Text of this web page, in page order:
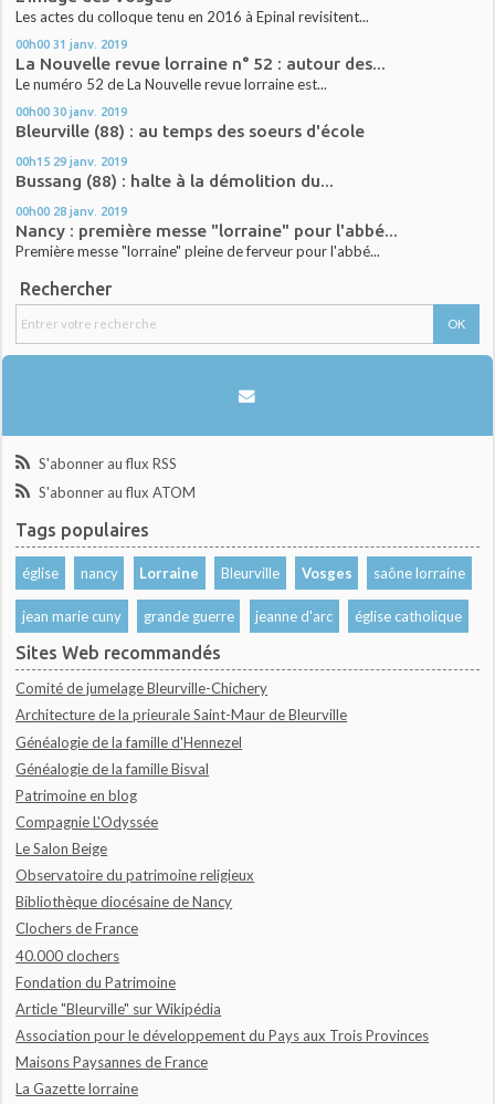
Les actes du colloque tenu en 2016 à Epinal revisitent...
00h00 31 janv. 2019
La Nouvelle revue lorraine n° 52 : autour des...
Le numéro 52 de La Nouvelle revue lorraine est...
00h00 30 janv. 2019
Bleurville (88) : au temps des soeurs d'école
00h15 29 janv. 2019
Bussang (88) : halte à la démolition du...
00h00 28 janv. 2019
Nancy : première messe "lorraine" pour l'abbé...
Première messe "lorraine" pleine de ferveur pour l'abbé...
Rechercher
S'abonner au flux RSS
S'abonner au flux ATOM
Tags populaires
église nancy Lorraine Bleurville Vosges saône lorraine
jean marie cuny grande guerre jeanne d'arc église catholique
Sites Web recommandés
Comité de jumelage Bleurville-Chichery
Architecture de la prieurale Saint-Maur de Bleurville
Généalogie de la famille d'Hennezel
Généalogie de la famille Bisval
Patrimoine en blog
Compagnie L'Odyssée
Le Salon Beige
Observatoire du patrimoine religieux
Bibliothèque diocésaine de Nancy
Clochers de France
40.000 clochers
Fondation du Patrimoine
Article "Bleurville" sur Wikipédia
Association pour le développement du Pays aux Trois Provinces
Maisons Paysannes de France
La Gazette lorraine